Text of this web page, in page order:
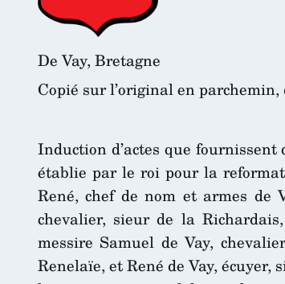
De Vay, Bretagne
Copié sur l’original en parchemin,
Induction d’actes que
établie par le roi pour la
René, chef de nom et armes de
chevalier, sieur de la
messire Samuel de Vay,
Renelaïe, et René de Vay,